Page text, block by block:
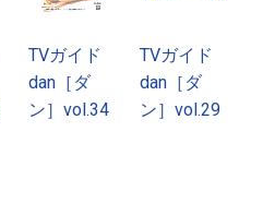
TVガイド
dan［ダ
ン］vol.34
TVガイド
dan［ダ
ン］vol.29